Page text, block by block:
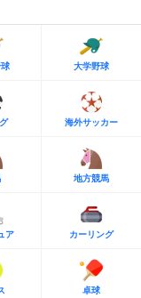
大学野球
海外サッカー
地方競馬
ア カーリング
卓球